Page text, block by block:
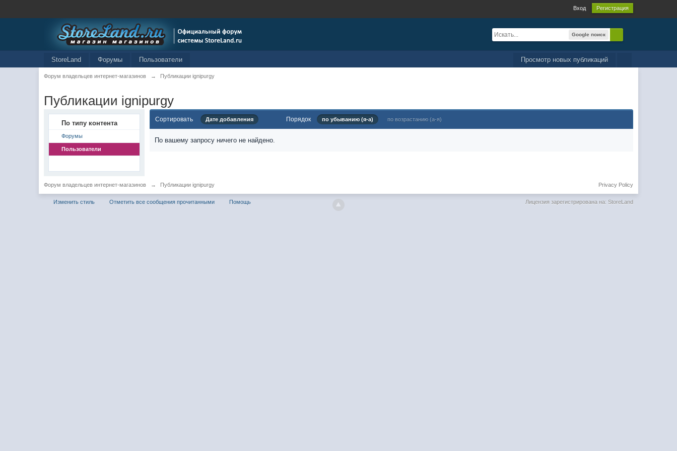
Вход Регистрация
Google поиск
Просмотр новых публикаций
StoreLand Форумы Пользователи
Форум владельцев интернет-магазинов → Публикации ignipurgy
Публикации ignipurgy
По типу контента
Форумы
Пользователи
Сортировать Дате добавления Порядок по убыванию (я-а) по возрастанию (а-я)
По вашему запросу ничего не найдено.
Форум владельцев интернет-магазинов → Публикации ignipurgy Privacy Policy
Изменить стиль Отметить все сообщения прочитанными Помощь Лицензия зарегистрирована на: StoreLand